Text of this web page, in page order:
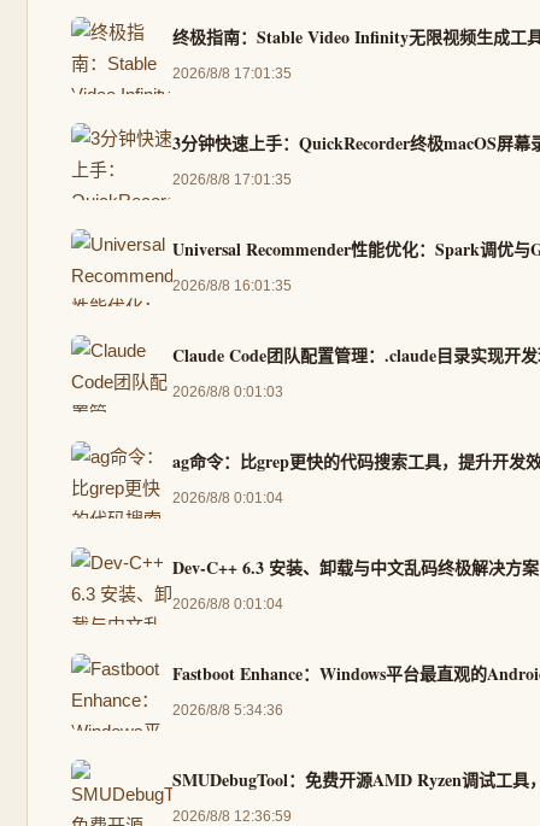
终极指南：Stable Video Infinity无限视频生成工
2026/8/8 17:01:35
3分钟快速上手：QuickRecorder终极macOS屏幕
2026/8/8 17:01:35
Universal Recommender性能优化：Spark调优与
2026/8/8 16:01:35
Claude Code团队配置管理：.claude目录实现开
2026/8/8 0:01:03
ag命令：比grep更快的代码搜索工具，提升开发
2026/8/8 0:01:04
Dev-C++ 6.3 安装、卸载与中文乱码终极解决方案
2026/8/8 0:01:04
Fastboot Enhance：Windows平台最直观的
2026/8/8 5:34:36
SMUDebugTool：免费开源AMD Ryzen调试工具
2026/8/8 12:36:59